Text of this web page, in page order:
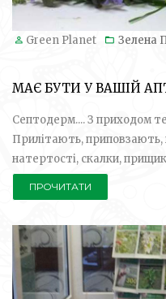
Green Planet Зелена
МАЄ БУТИ У ВАШІЙ
Септодерм.... З приходом
Прилітають, приповзають,
натертості, скалки,
ПРОЧИТАТИ